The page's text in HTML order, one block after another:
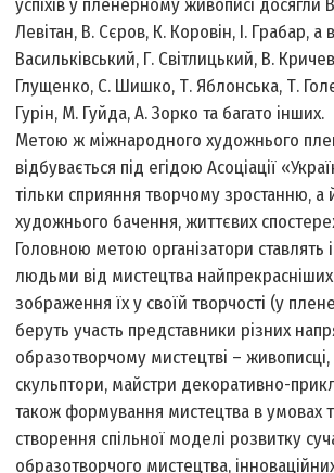
успіхів у пленерному живописі досягли
Левітан, В. Сєров, К. Коровін, І. Грабар, а
Васильківський, Г. Світлицький, В.
Глущенко, С. Шишко, Т. Яблонська, Т.
Гурін, М. Гуйда, А. Зорко та багато інших.
Метою ж міжнародного художнього
відбувається під егідою Асоціації
тільки сприяння творчому зростанню,
художнього бачення, життєвих
Головною метою організатори ставлять
людьми від мистецтва найпрекрасніших
зображення їх у своїй творчості (у
беруть участь представники різних
образотворчому мистецтві – живописці,
скульптори, майстри декоративно-
також формування мистецтва в умовах
створення спільної моделі розвитку
образотворчого мистецтва,